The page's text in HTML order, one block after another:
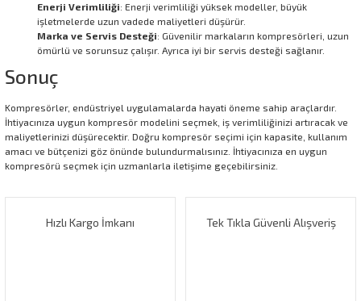
Enerji Verimliliği: Enerji verimliliği yüksek modeller, büyük
işletmelerde uzun vadede maliyetleri düşürür.
Marka ve Servis Desteği: Güvenilir markaların kompresörleri, uzun
ömürlü ve sorunsuz çalışır. Ayrıca iyi bir servis desteği sağlanır.
Sonuç
Kompresörler, endüstriyel uygulamalarda hayati öneme sahip araçlardır.
İhtiyacınıza uygun kompresör modelini seçmek, iş verimliliğinizi artıracak ve
maliyetlerinizi düşürecektir. Doğru kompresör seçimi için kapasite, kullanım
amacı ve bütçenizi göz önünde bulundurmalısınız. İhtiyacınıza en uygun
kompresörü seçmek için uzmanlarla iletişime geçebilirsiniz.
Hızlı Kargo İmkanı Tek Tıkla Güvenli Alışveriş